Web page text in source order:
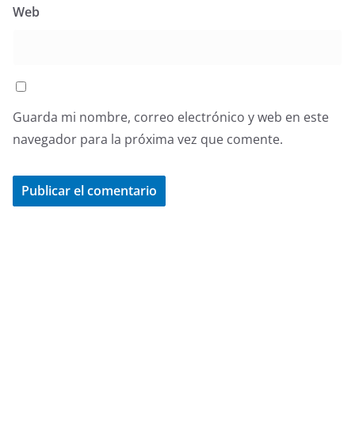
Web
Guarda mi nombre, correo electrónico y web en este
navegador para la próxima vez que comente.